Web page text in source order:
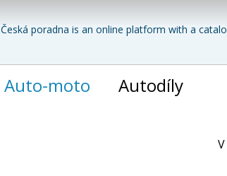
Česká poradna is an online platform with a
Auto-moto Autodíly